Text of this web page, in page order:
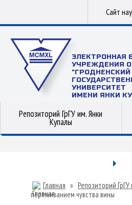
Сайт
ЭЛЕКТРОННАЯ
УЧРЕЖДЕНИЯ
"ГРОДНЕНСКИЙ
УНИВЕРСИТЕТ
ИМЕНИ ЯНКИ
Репозиторий ГрГУ им. Янки
Купалы
Главная » Репозиторий
переживанием чувства вины